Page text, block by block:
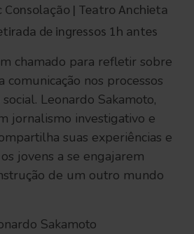
Consolação | Teatro Anchieta
de ingressos 1h antes
chamado para refletir sobre
nos processos
Leonardo Sakamoto,
jornalismo investigativo e
suas experiências e
jovens a se engajarem
de um outro mundo
Sakamoto